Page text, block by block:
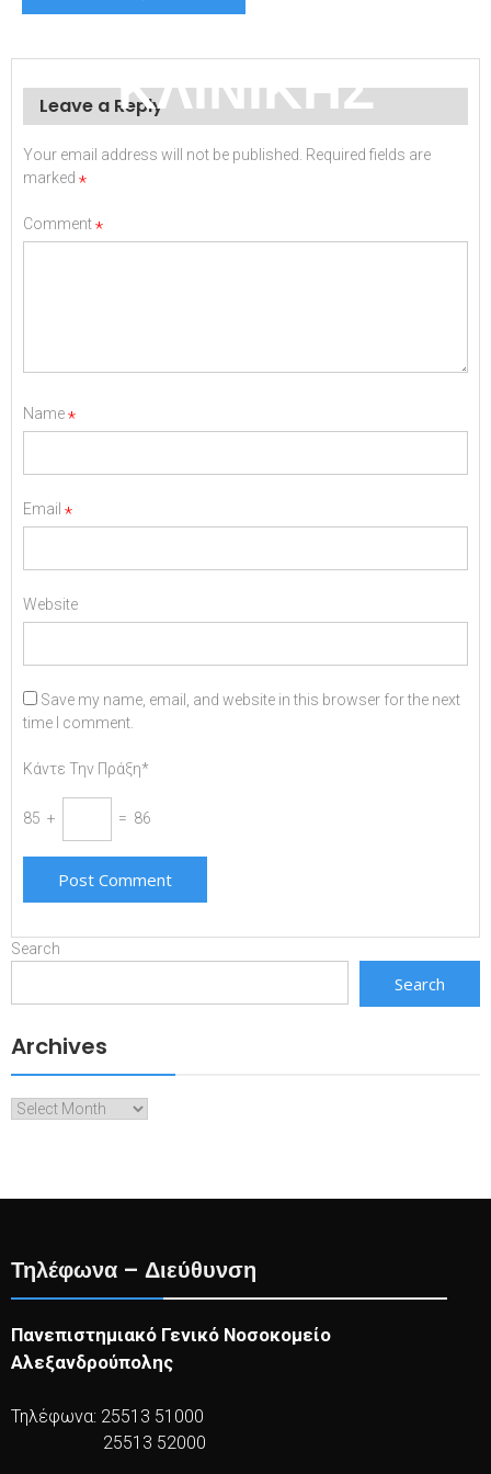
ΚΛΙΝΙΚΗΣ
Leave a Reply
Your email address will not be published.
Required fields are
marked *
Comment*
Name*
Email *
Website
Save my name, email, and website in this browser for the next
time I comment.
Κάντε Την Πράξη*
85 + = 86
Search
Search
Archives
Archives
Τηλέφωνα – Διεύθυνση
Πανεπιστημιακό Γενικό Νοσοκομείο
Αλεξανδρούπολης
Τηλέφωνα: 25513 51000
25513 52000